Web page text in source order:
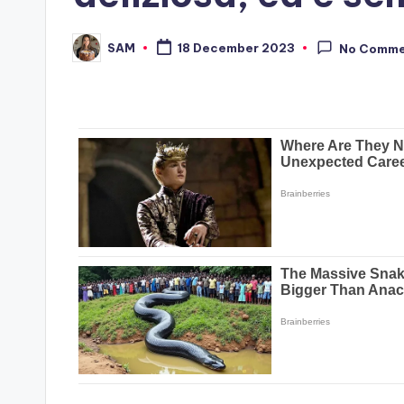
Posted
by
SAM 18 December 2023 No